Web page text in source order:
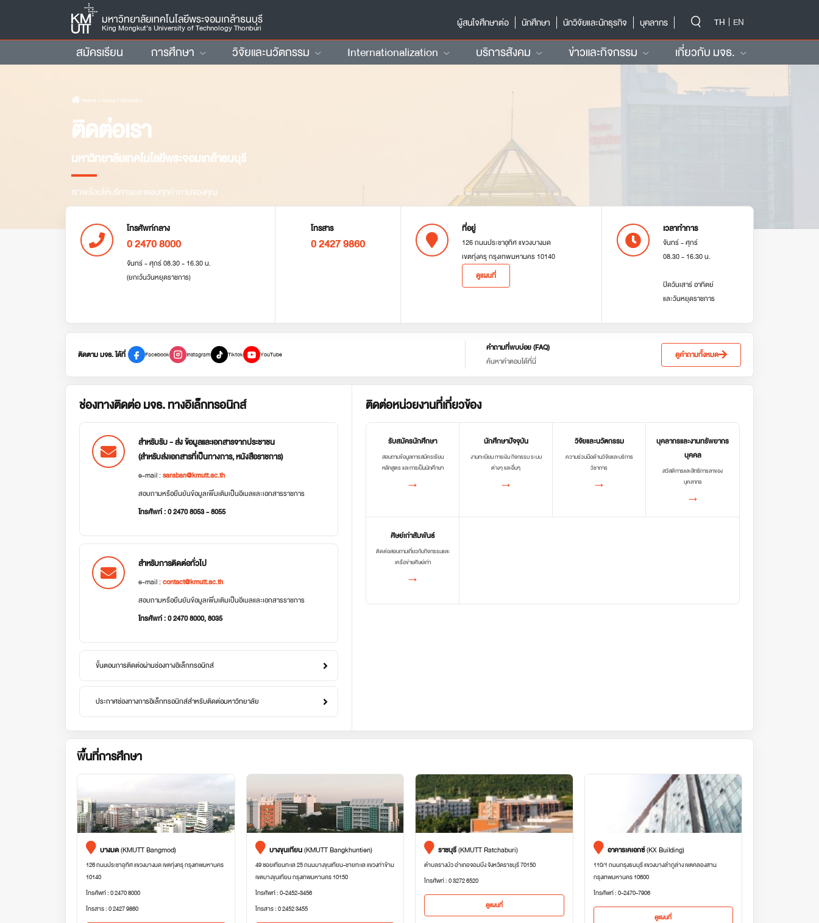
มหาวิทยาลัยเทคโนโลยีพระจอมเกล้าธนบุรี
King Mongkut’s University of Technology Thonburi
ผู้สนใจศึกษาต่อ
นักศึกษา นักวิจัยและนักธุรกิจ บุคลากร TH EN
สมัครเรียน การศึกษา วิจัยและนวัตกรรม Internationalization บริการสังคม ข่าวและกิจกรรม เกี่ยวกับ มจธ.
Home › About › ติดต่อเรา
ติดต่อเรา
มหาวิทยาลัยเทคโนโลยีพระจอมเกล้าธนบุรี
เราพร้อมให้บริการและตอบทุกคำถามของคุณ
โทรศัพท์กลาง
0 2470 8000
จันทร์ - ศุกร์ 08.30 - 16.30 น.
(ยกเว้นวันหยุดราชการ)
โทรสาร
0 2427 9860
ที่อยู่
126 ถนนประชาอุทิศ แขวงบางมด
เขตทุ่งครุ กรุงเทพมหานคร 10140
ดูแผนที่
เวลาทำการ
จันทร์ - ศุกร์
08.30 - 16.30 น.
ปิดวันเสาร์ อาทิตย์
และวันหยุดราชการ
ติดตาม มจธ. ได้ที่ Facebook Instagram Tiktok YouTube
คำถามที่พบบ่อย (FAQ)
ค้นหาคำตอบได้ที่นี่
ดูคำถามทั้งหมด
ช่องทางติดต่อ มจธ. ทางอิเล็กทรอนิกส์
สำหรับรับ - ส่ง ข้อมูลและเอกสารจากประชาชน
(สำหรับส่งเอกสารที่เป็นทางการ, หนังสือราชการ)
e-mail :saraban@kmutt.ac.th
สอบถามหรือยืนยันข้อมูลเพิ่มเติมเป็นอีเมลและเอกสารราชการ
โทรศัพท์ : 0 2470 8053 - 8055
สำหรับการติดต่อทั่วไป
e-mail :contact@kmutt.ac.th
สอบถามหรือยืนยันข้อมูลเพิ่มเติมเป็นอีเมลและเอกสารราชการ
โทรศัพท์ : 0 2470 8000, 8035
ขั้นตอนการติดต่อผ่านช่องทางอิเล็กทรอนิกส์
ประกาศช่องทางการอิเล็กทรอนิกส์สำหรับติดต่อมหาวิทยาลัย
ติดต่อหน่วยงานที่เกี่ยวข้อง
รับสมัครนักศึกษา
สอบถามข้อมูลการสมัครเรียน
หลักสูตร และการเป็นนักศึกษา
→
นักศึกษาปัจจุบัน
งานทะเบียน การเงิน กิจกรรม ระบบ
ต่างๆ และอื่นๆ
→
วิจัยและนวัตกรรม
ความร่วมมือด้านวิจัยและบริการ
วิชาการ
→
บุคลากรและงานทรัพยากร
บุคคล
สวัสดิการและสิทธิการลาของ
บุคลากร
→
ศิษย์เก่าสัมพันธ์
ติดต่อสอบถามเกี่ยวกับกิจกรรมและ
เครือข่ายศิษย์เก่า
→
พื้นที่การศึกษา
บางมด(KMUTT Bangmod)
126 ถนนประชาอุทิศ แขวงบางมด เขตทุ่งครุ กรุงเทพมหานคร
10140
โทรศัพท์ : 0 2470 8000
โทรสาร : 0 2427 9860
บางขุนเทียน(KMUTT Bangkhuntien)
49 ซอยเทียนทะเล 25 ถนนบางขุนเทียน-ชายทะเล แขวงท่าข้าม
เขตบางขุนเทียน กรุงเทพมหานคร 10150
โทรศัพท์ : 0-2452-3456
โทรสาร : 0 2452 3455
ราชบุรี(KMUTT Ratchaburi)
ตำบลรางบัว อำเภอจอมบึง จังหวัดราชบุรี 70150
โทรศัพท์ : 0 3272 6520
ดูแผนที่
อาคารเคเอกซ์(KX Building)
110/1 ถนนกรุงธนบุรี แขวงบางลำภูล่าง เขตคลองสาน
กรุงเทพมหานคร 10600
โทรศัพท์ : 0-2470-7906
ดูแผนที่